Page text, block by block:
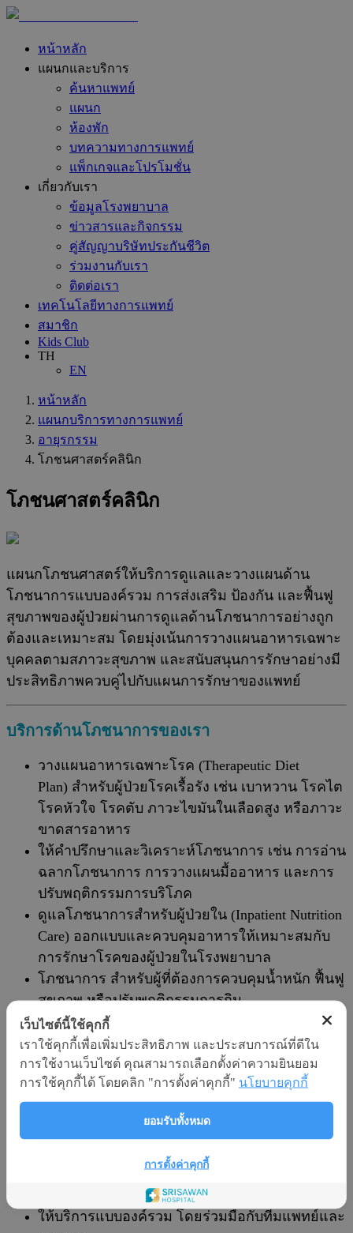
หน้าหลัก
แผนกและบริการ
ค้นหาแพทย์
แผนก
ห้องพัก
บทความทางการแพทย์
แพ็กเกจและโปรโมชั่น
เกี่ยวกับเรา
ข้อมูลโรงพยาบาล
ข่าวสารและกิจกรรม
คู่สัญญาบริษัทประกันชีวิต
ร่วมงานกับเรา
ติดต่อเรา
เทคโนโลยีทางการแพทย์
สมาชิก
Kids Club
TH
EN
หน้าหลัก
แผนกบริการทางการแพทย์
อายุรกรรม
โภชนศาสตร์คลินิก
โภชนศาสตร์คลินิก
แผนกโภชนศาสตร์ให้บริการดูแลและวางแผนด้าน
โภชนาการแบบองค์รวม การส่งเสริม ป้องกัน และฟื้นฟู
สุขภาพของผู้ป่วยผ่านการดูแลด้านโภชนาการอย่างถูก
ต้องและเหมาะสม โดยมุ่งเน้นการวางแผนอาหารเฉพาะ
บุคคลตามสภาวะสุขภาพ และสนับสนุนการรักษาอย่างมี
ประสิทธิภาพควบคู่ไปกับแผนการรักษาของแพทย์
บริการด้านโภชนาการของเรา
วางแผนอาหารเฉพาะโรค (Therapeutic Diet
Plan) สำหรับผู้ป่วยโรคเรื้อรัง เช่น เบาหวาน โรคไต
โรคหัวใจ โรคตับ ภาวะไขมันในเลือดสูง หรือภาวะ
ขาดสารอาหาร
ให้คำปรึกษาและวิเคราะห์โภชนาการ เช่น การอ่าน
ฉลากโภชนาการ การวางแผนมื้ออาหาร และการ
ปรับพฤติกรรมการบริโภค
ดูแลโภชนาการสำหรับผู้ป่วยใน (Inpatient Nutrition
Care) ออกแบบและควบคุมอาหารให้เหมาะสมกับ
การรักษาโรคของผู้ป่วยในโรงพยาบาล
โภชนาการ สำหรับผู้ที่ต้องการควบคุมน้ำหนัก ฟื้นฟู
สุขภาพ หรือปรับพฤติกรรมการกิน
อาหารทางสายยางและสารอาหารทางหลอดเลือด
(Enteral & Parenteral Nutrition) สำหรับผู้ป่วยที่ไม่
สามารถรับประทานทางปากได้
ส่งเสริมสุขภาพด้วยโภชนาการที่เหมาะสมเฉพาะ
สนับสนุนการรักษาโรคและฟื้นฟูร่างกายให้สมดุล
ให้บริการแบบองค์รวม โดยร่วมมือกับทีมแพทย์และ
เว็บไซต์นี้ใช้คุกกี้
เราใช้คุกกี้เพื่อเพิ่มประสิทธิภาพ และประสบการณ์ที่ดีใน
การใช้งานเว็บไซต์ คุณสามารถเลือกตั้งค่าความยินยอม
การใช้คุกกี้ได้ โดยคลิก "การตั้งค่าคุกกี้" นโยบายคุกกี้
ยอมรับทั้งหมด
การตั้งค่าคุกกี้